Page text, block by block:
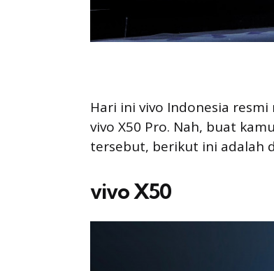
Hari ini vivo Indonesia
vivo X50 Pro. Nah, buat
tersebut, berikut ini adalah
vivo X50